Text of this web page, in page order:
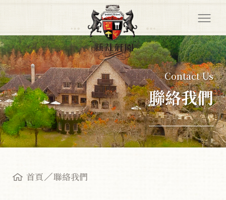
Contact Us
聯絡我們
首頁 聯絡我們